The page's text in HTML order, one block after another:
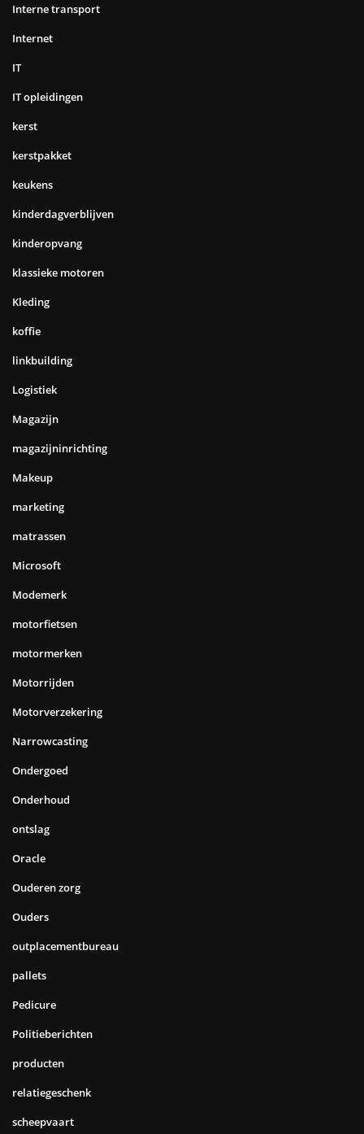
Interne transport
Internet
IT
IT opleidingen
kerst
kerstpakket
keukens
kinderdagverblijven
kinderopvang
klassieke motoren
Kleding
koffie
linkbuilding
Logistiek
Magazijn
magazijninrichting
Makeup
marketing
matrassen
Microsoft
Modemerk
motorfietsen
motormerken
Motorrijden
Motorverzekering
Narrowcasting
Ondergoed
Onderhoud
ontslag
Oracle
Ouderen zorg
Ouders
outplacementbureau
pallets
Pedicure
Politieberichten
producten
relatiegeschenk
scheepvaart